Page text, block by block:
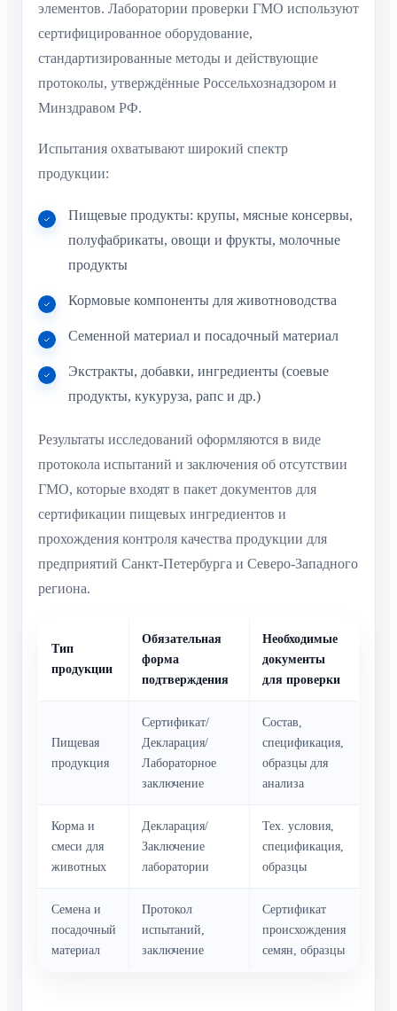
элементов. Лаборатории проверки ГМО используют
сертифицированное оборудование,
стандартизированные методы и действующие
протоколы, утверждённые Россельхознадзором и
Минздравом РФ.
Испытания охватывают широкий спектр
продукции:
Пищевые продукты: крупы, мясные консервы,
полуфабрикаты, овощи и фрукты, молочные
продукты
Кормовые компоненты для животноводства
Семенной материал и посадочный материал
Экстракты, добавки, ингредиенты (соевые
продукты, кукуруза, рапс и др.)
Результаты исследований оформляются в виде
протокола испытаний и заключения об отсутствии
ГМО, которые входят в пакет документов для
сертификации пищевых ингредиентов и
прохождения контроля качества продукции для
предприятий Санкт-Петербурга и Северо-Западного
региона.
Тип
продукции
Обязательная
форма
подтверждения
Необходимые
документы
для проверки
Пищевая
продукция
Сертификат/
Декларация/
Лабораторное
заключение
Состав,
спецификация,
образцы для
анализа
Корма и
смеси для
животных
Декларация/
Заключение
лаборатории
Тех. условия,
спецификация,
образцы
Семена и
посадочный
материал
Протокол
испытаний,
заключение
Сертификат
происхождения
семян, образцы